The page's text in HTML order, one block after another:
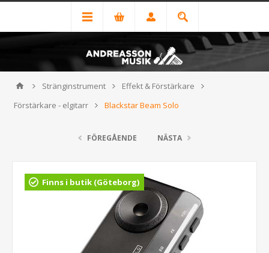
Stränginstrument
Effekt & Förstärkare
Förstärkare - elgitarr
Blackstar Beam Solo
FÖREGÅENDE NÄSTA
Finns i butik (Göteborg)